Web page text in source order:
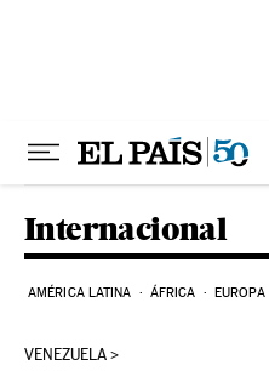
Internacional
AMÉRICA LATINA ÁFRICA EUROPA
VENEZUELA